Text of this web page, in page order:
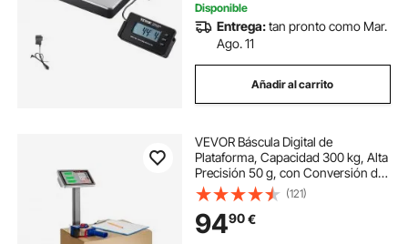
Disponible
Entrega:tan pronto como Mar.
Ago. 11
Añadir al carrito
VEVOR Báscula Digital de
Plataforma, Capacidad 300 kg, Alta
Precisión 50 g, con Conversión de
Libras a kg, Función de Tara,
Calculadora de Precios, para
Equipaje, Envíos, Paquetes y
Franqueo
(121)
9490€